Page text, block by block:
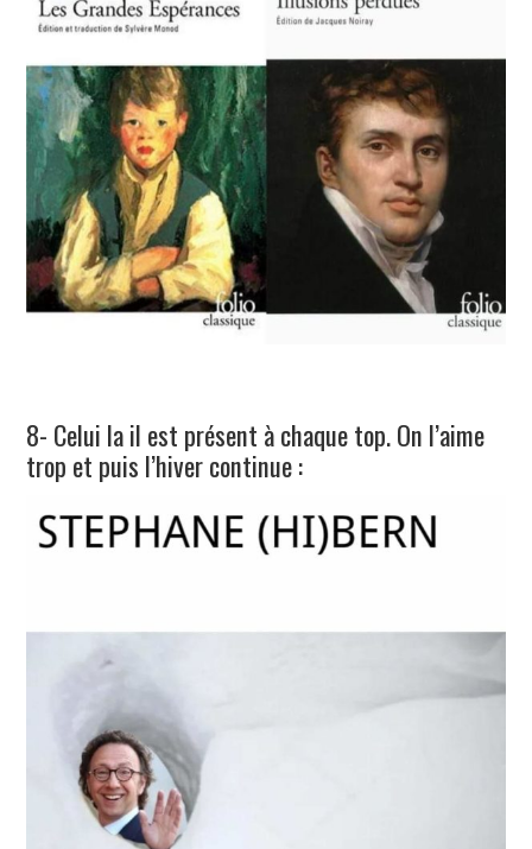
8- Celui la il est présent à chaque top. On l’aime
trop et puis l’hiver continue :